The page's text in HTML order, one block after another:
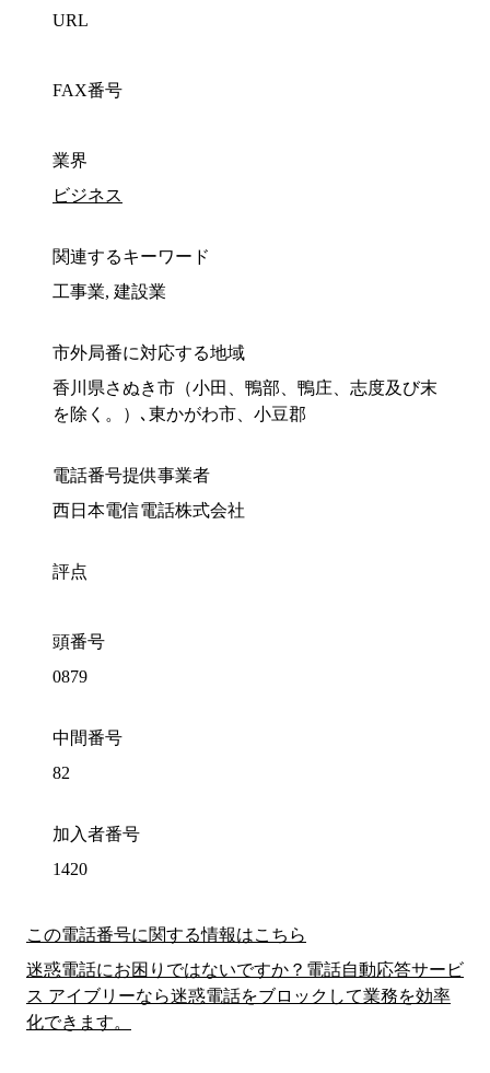
URL
FAX番号
業界
ビジネス
関連するキーワード
工事業, 建設業
市外局番に対応する地域
香川県さぬき市（小田、鴨部、鴨庄、志度及び末
を除く。）､東かがわ市、小豆郡
電話番号提供事業者
西日本電信電話株式会社
評点
頭番号
0879
中間番号
82
加入者番号
1420
この電話番号に関する情報はこちら
迷惑電話にお困りではないですか？電話自動応答サービ
ス アイブリーなら迷惑電話をブロックして業務を効率
化できます。